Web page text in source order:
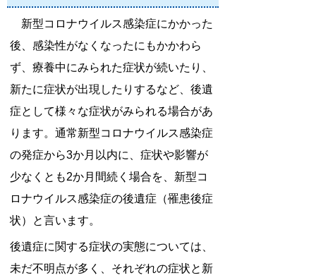
新型コロナウイルス感染症にかかった
後、感染性がなくなったにもかかわら
ず、療養中にみられた症状が続いたり、
新たに症状が出現したりするなど、後遺
症として様々な症状がみられる場合があ
ります。通常新型コロナウイルス感染症
の発症から3か月以内に、症状や影響が
少なくとも2か月間続く場合を、新型コ
ロナウイルス感染症の後遺症（罹患後症
状）と言います。
後遺症に関する症状の実態については、
未だ不明点が多く、それぞれの症状と新